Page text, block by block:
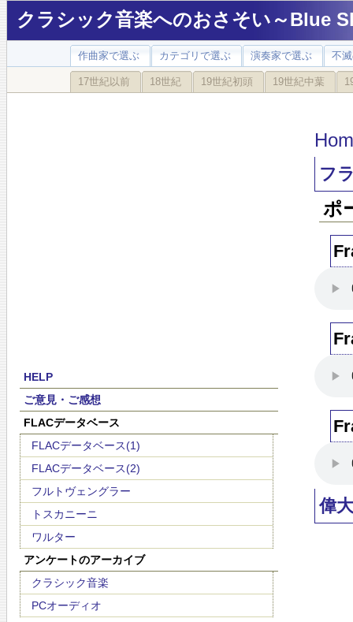
クラシック音楽へのおさそい～Blue
作曲家で選ぶ カテゴリで選ぶ 演奏家で選ぶ 不
17世紀以前 18世紀 19世紀初頭 19世紀中葉
HELP
ご意見・ご感想
FLACデータベース
FLACデータベース(1)
FLACデータベース(2)
フルトヴェングラー
トスカニーニ
ワルター
アンケートのアーカイブ
クラシック音楽
PCオーディオ
フ
ポ
偉